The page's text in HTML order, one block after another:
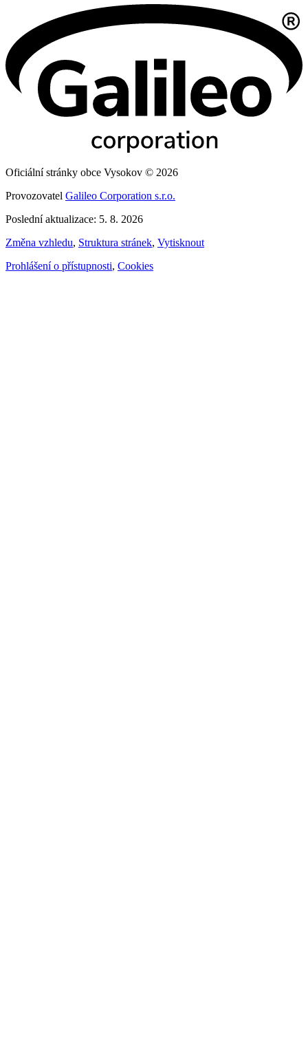
Oficiální stránky obce Vysokov © 2026
Provozovatel Galileo Corporation s.r.o.
Poslední aktualizace: 5. 8. 2026
Změna vzhledu, Struktura stránek, Vytisknout
Prohlášení o přístupnosti, Cookies